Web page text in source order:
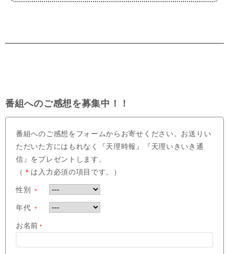
番組へのご感想を募集中！！
番組へのご感想をフォームからお寄せください。お送りい
ただいた方にはもれなく『天理時報』『天理いきいき通
信』をプレゼントします。
（ ＊ は入力必須の項目です。）
性別 ＊
年代 ＊
お名前 ＊